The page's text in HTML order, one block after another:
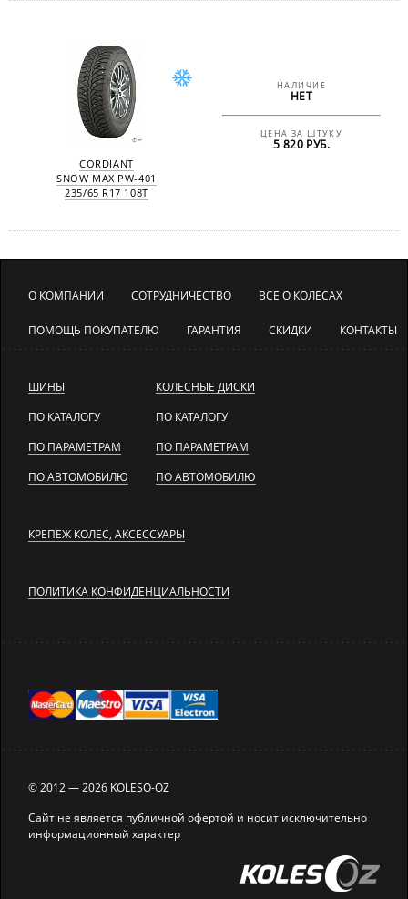
CORDIANT
SNOW MAX PW-401
235/65 R17 108T
НАЛИЧИЕ
НЕТ
ЦЕНА ЗА ШТУКУ
5 820 РУБ.
О КОМПАНИИ СОТРУДНИЧЕСТВО ВСЕ О КОЛЕСАХ
ПОМОЩЬ ПОКУПАТЕЛЮ ГАРАНТИЯ СКИДКИ КОНТАКТЫ
ШИНЫ
ПО КАТАЛОГУ
ПО ПАРАМЕТРАМ
ПО АВТОМОБИЛЮ
КОЛЕСНЫЕ ДИСКИ
ПО КАТАЛОГУ
ПО ПАРАМЕТРАМ
ПО АВТОМОБИЛЮ
КРЕПЕЖ КОЛЕС, АКСЕССУАРЫ
ПОЛИТИКА КОНФИДЕНЦИАЛЬНОСТИ
© 2012 — 2026 KOLESO-OZ
Сайт не является публичной офертой и носит исключительно
информационный характер